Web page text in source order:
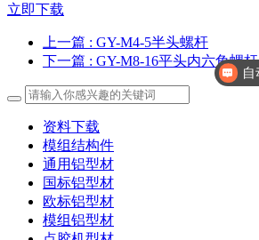
立即下载
上一篇 : GY-M4-5半头螺杆
下一篇 : GY-M8-16平头内六角螺杆
资料下载
模组结构件
通用铝型材
国标铝型材
欧标铝型材
模组铝型材